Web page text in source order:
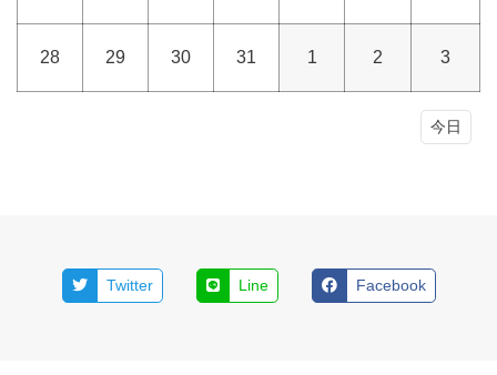
28 29 30 31 1 2 3
今日
Twitter Line Facebook